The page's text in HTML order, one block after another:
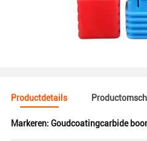
Productdetails
Markeren: Goudcoatingcarbide